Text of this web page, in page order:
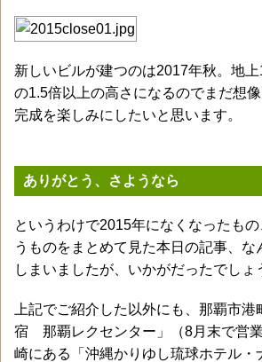
新しいビルが建つのは2017年秋。地
の1.5倍以上の高さになるのでまだ想像
完成を楽しみにしたいと思います。
ありがとう、さようなら
というわけで2015年になくなったも
うものをまとめて見た本日の記事、な
しまいましたが、いかがだったでしょ
上記でご紹介した以外にも、那覇市
宿 那覇レクセンター」（8月末で営
崎にある「沖縄かりゆし琉球ホテル・